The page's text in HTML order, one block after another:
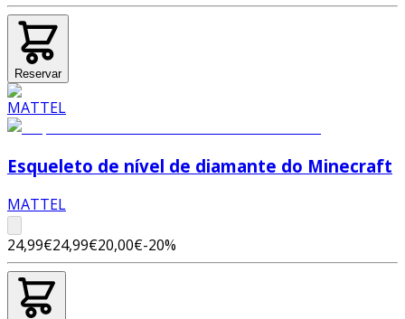
Reservar
Esqueleto de nível de diamante do Minecraft
MATTEL
24,99€24,99€20,00€-20%